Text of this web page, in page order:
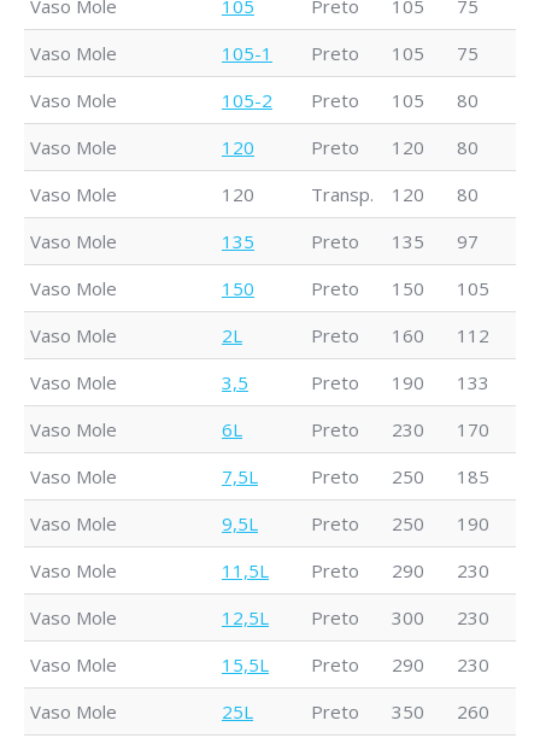
Vaso Mole 105 Preto 105 75
Vaso Mole
105-1 Preto 105 75
Vaso Mole
105-2 Preto 105 80
Vaso Mole
120 Preto 120 80
Vaso Mole
120 Transp. 120 80
Vaso Mole
135 Preto 135 97
Vaso Mole
150 Preto 150 105
Vaso Mole
2L Preto 160 112
Vaso Mole
3,5 Preto 190 133
Vaso Mole
6L Preto 230 170
Vaso Mole
7,5L Preto 250 185
Vaso Mole
9,5L Preto 250 190
Vaso Mole
11,5L Preto 290 230
Vaso Mole
12,5L Preto 300 230
Vaso Mole
15,5L Preto 290 230
Vaso Mole
25L Preto 350 260